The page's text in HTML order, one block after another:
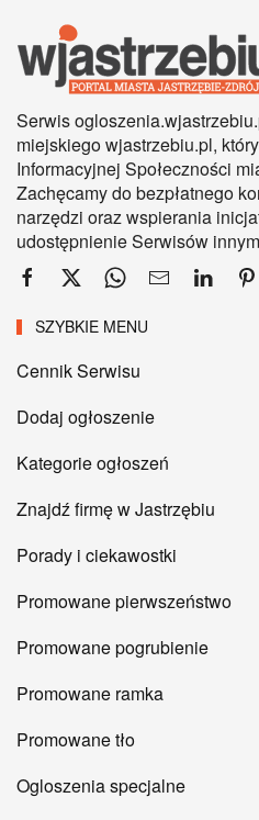
Serwis
miejskiego wjastrzebiu.pl,
Informacyjnej Społeczności
Zachęcamy do bezpłatnego
narzędzi oraz wspierania
udostępnienie Serwisów
SZYBKIE MENU
Cennik Serwisu
Dodaj ogłoszenie
Kategorie ogłoszeń
Znajdź firmę w Jastrzębiu
Porady i ciekawostki
Promowane pierwszeństwo
Promowane pogrubienie
Promowane ramka
Promowane tło
Ogloszenia specjalne